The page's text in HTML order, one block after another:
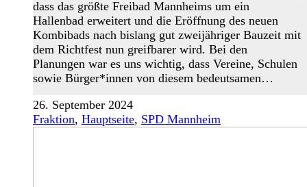
dass das größte Freibad Mannheims um ein
Hallenbad erweitert und die Eröffnung des neuen
Kombibads nach bislang gut zweijähriger Bauzeit mit
dem Richtfest nun greifbarer wird. Bei den
Planungen war es uns wichtig, dass Vereine, Schulen
sowie Bürger*innen von diesem bedeutsamen…
26. September 2024
Fraktion, Hauptseite, SPD Mannheim